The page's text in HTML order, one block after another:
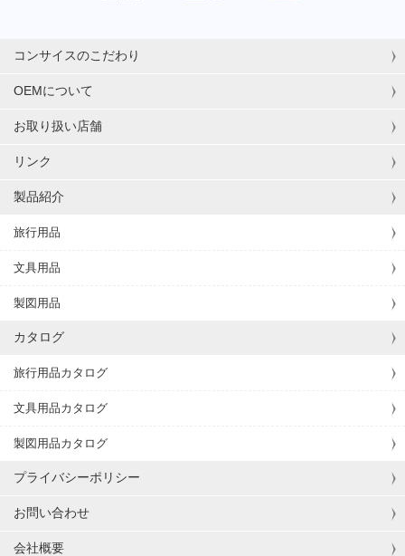
コンサイスのこだわり
OEMについて
お取り扱い店舗
リンク
製品紹介
旅行用品
文具用品
製図用品
カタログ
旅行用品カタログ
文具用品カタログ
製図用品カタログ
プライバシーポリシー
お問い合わせ
会社概要